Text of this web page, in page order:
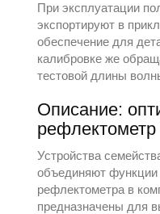
При эксплуатации
экспортируют в
обеспечение для
калибровке же
тестовой длины
Описание:
Устройства
объединяют функции
рефлектометра в
предназначены для